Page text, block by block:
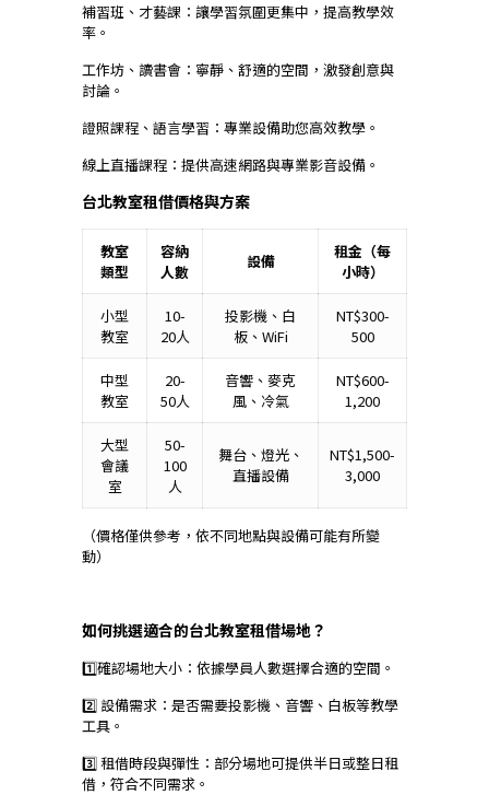
補習班、才藝課：讓學習氛圍更集中，提高教學效
率。
工作坊、讀書會：寧靜、舒適的空間，激發創意與
討論。
證照課程、語言學習：專業設備助您高效教學。
線上直播課程：提供高速網路與專業影音設備。
台北教室租借價格與方案
教室
類型
容納
人數
設備
租金（每
小時）
小型
教室
10-
20人
投影機、白
板、WiFi
NT$300-
500
中型
教室
20-
50人
音響、麥克
風、冷氣
NT$600-
1,200
大型
會議
室
50-
100
人
舞台、燈光、
直播設備
NT$1,500-
3,000
（價格僅供參考，依不同地點與設備可能有所變
動）
如何挑選適合的台北教室租借場地？
1️⃣確認場地大小：依據學員人數選擇合適的空間。
2️⃣ 設備需求：是否需要投影機、音響、白板等教學
工具。
3️⃣ 租借時段與彈性：部分場地可提供半日或整日租
借，符合不同需求。